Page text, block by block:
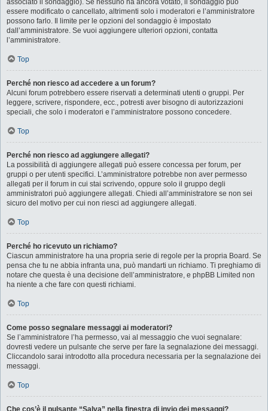
associato il sondaggio). Se nessuno ha ancora votato, il sondaggio può
essere modificato o cancellato, altrimenti solo i moderatori e l’amministratore
possono farlo. Il limite per le opzioni del sondaggio è impostato
dall’amministratore. Se vuoi aggiungere ulteriori opzioni, contatta
l’amministratore.
Top
Perché non riesco ad accedere a un forum?
Alcuni forum potrebbero essere riservati a determinati utenti o gruppi. Per
leggere, scrivere, rispondere, ecc., potresti aver bisogno di autorizzazioni
speciali, che solo i moderatori e l’amministratore possono concedere.
Top
Perché non riesco ad aggiungere allegati?
La possibilità di aggiungere allegati può essere concessa per forum, per
gruppi o per utenti specifici. L’amministratore potrebbe non aver permesso
allegati per il forum in cui stai scrivendo, oppure solo il gruppo degli
amministratori può aggiungere allegati. Chiedi all’amministratore se non sei
sicuro del motivo per cui non riesci ad aggiungere allegati.
Top
Perché ho ricevuto un richiamo?
Ciascun amministratore ha una propria serie di regole per la propria Board. Se
pensa che tu ne abbia infranta una, può mandarti un richiamo. Ti preghiamo di
notare che questa è una decisione dell’amministratore, e phpBB Limited non
ha niente a che fare con questi richiami.
Top
Come posso segnalare messaggi ai moderatori?
Se l’amministratore l’ha permesso, vai al messaggio che vuoi segnalare:
dovresti vedere un pulsante che serve per fare la segnalazione dei messaggi.
Cliccandolo sarai introdotto alla procedura necessaria per la segnalazione dei
messaggi.
Top
Che cos’è il pulsante “Salva” nella finestra di invio dei messaggi?